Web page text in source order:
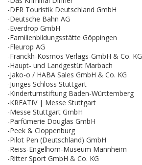
-DER Touristik Deutschland GmbH
-Deutsche Bahn AG
-Everdrop GmbH
-Familienbildungsstätte Göppingen
-Fleurop AG
-Franckh-Kosmos Verlags-GmbH & Co. KG
-Haupt- und Landgestüt Marbach
-Jako-o / HABA Sales GmbH & Co. KG
-Junges Schloss Stuttgart
-Kinderturnstiftung Baden-Württemberg
-KREATIV | Messe Stuttgart
-Messe Stuttgart GmbH
-Parfümerie Douglas GmbH
-Peek & Cloppenburg
-Pilot Pen (Deutschland) GmbH
-Reiss-Engelhorn-Museum Mannheim
-Ritter Sport GmbH & Co. KG